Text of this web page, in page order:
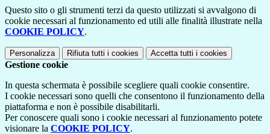
Questo sito o gli strumenti terzi da questo utilizzati si avvalgono di
cookie necessari al funzionamento ed utili alle finalità illustrate nella
COOKIE POLICY.
Personalizza Rifiuta tutti i cookies Accetta tutti i cookies
Gestione cookie
In questa schermata è possibile scegliere quali cookie consentire.
I cookie necessari sono quelli che consentono il funzionamento della
piattaforma e non è possibile disabilitarli.
Per conoscere quali sono i cookie necessari al funzionamento potete
visionare la COOKIE POLICY.